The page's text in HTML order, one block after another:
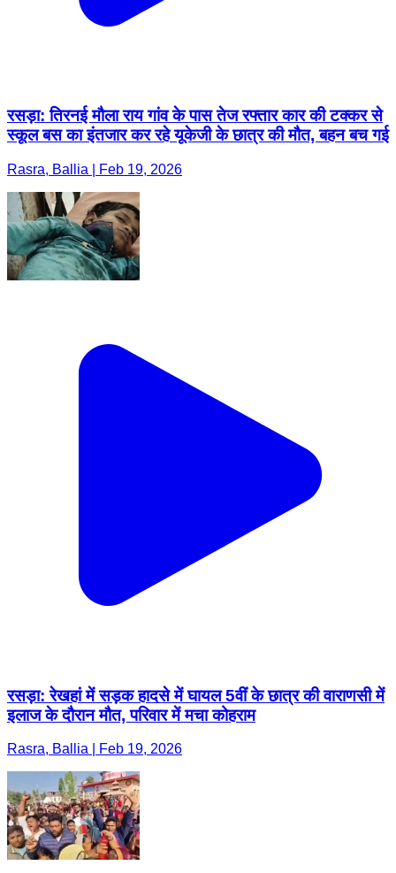
रसड़ा: तिरनई मौला राय गांव के पास तेज रफ्तार कार की टक्कर से
स्कूल बस का इंतजार कर रहे यूकेजी के छात्र की मौत, बहन बच गई
Rasra, Ballia | Feb 19, 2026
रसड़ा: रेखहां में सड़क हादसे में घायल 5वीं के छात्र की वाराणसी में
इलाज के दौरान मौत, परिवार में मचा कोहराम
Rasra, Ballia | Feb 19, 2026